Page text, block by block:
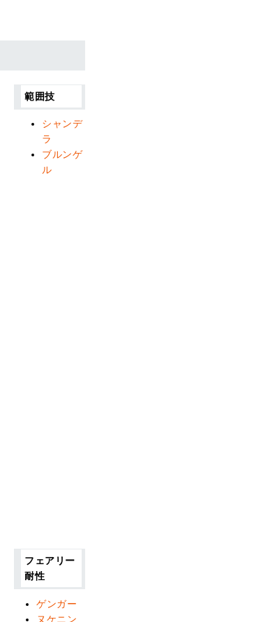
範囲技
シャンデ
ラ
ブルンゲ
ル
フェアリー
耐性
ゲンガー
ヌケニン